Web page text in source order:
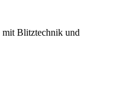
mit Blitztechnik und